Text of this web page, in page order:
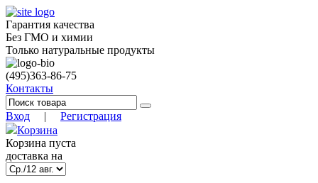
Гарантия качества
Без ГМО и химии
Только натуральные продукты
(495)363-86-75
Контакты
Вход | Регистрация
Корзина
Корзина пуста
доставка на